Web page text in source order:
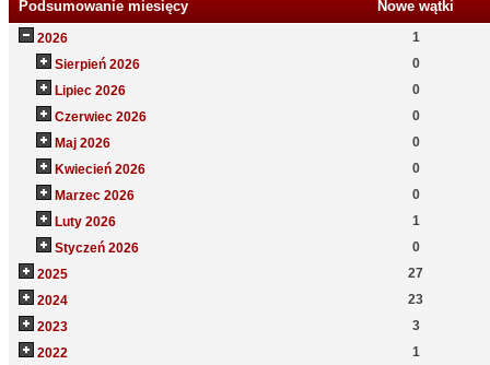
Podsumowanie miesięcy Nowe wątki
2026
1
Sierpień 2026
0
Lipiec 2026
0
Czerwiec 2026
0
Maj 2026
0
Kwiecień 2026
0
Marzec 2026
0
Luty 2026
1
Styczeń 2026
0
2025
27
2024
23
2023
3
2022
1